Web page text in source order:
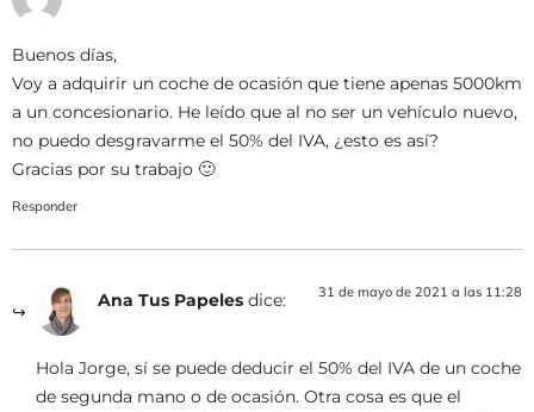
Buenos días,
Voy a adquirir un coche de ocasión que tiene apenas 5000km
a un concesionario. He leído que al no ser un vehículo nuevo,
no puedo desgravarme el 50% del IVA, ¿esto es así?
Gracias por su trabajo 🙂
Responder
Ana Tus Papeles dice: 31 de mayo de 2021 a las 11:28
Hola Jorge, sí se puede deducir el 50% del IVA de un coche
de segunda mano o de ocasión. Otra cosa es que el